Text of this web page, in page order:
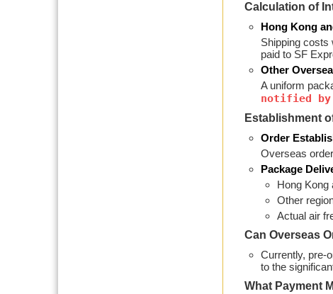
Calculation of
Hong Kong
Shipping costs
paid to SF
Other
A uniform
notified by
Establishment
Order
Overseas
Package
Hong Kong
Other
Actual air
Can Overseas
Currently, pre-
to the
What Payment